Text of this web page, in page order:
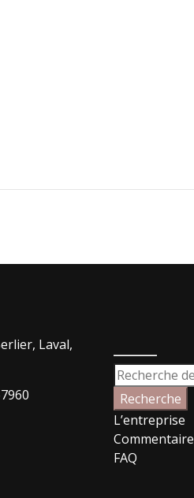
Laval,
Recherche
pour :
Recherche
L’entreprise
Commentaire
FAQ